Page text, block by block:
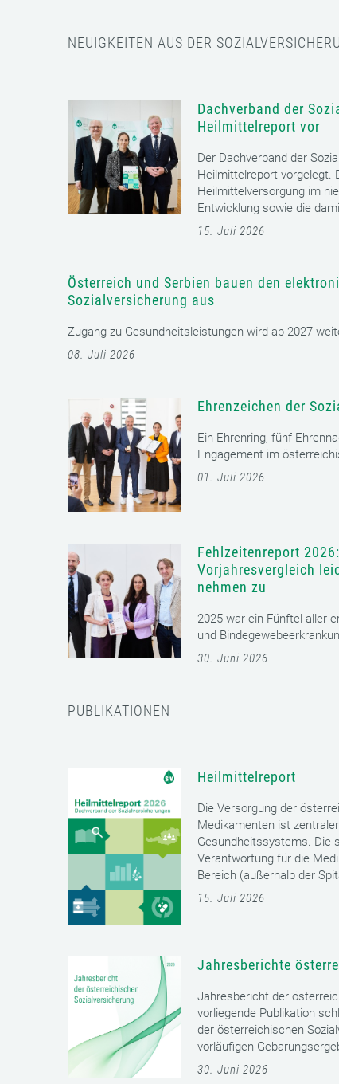
NEUIGKEITEN AUS DER
Dachverband der
Heilmittelreport vor
Der Dachverband der
Heilmittelreport vorgelegt.
Heilmittelversorgung im
Entwicklung sowie die
15. Juli 2026
Österreich und Serbien bauen den
Sozialversicherung aus
Zugang zu Gesundheitsleistungen wird ab 2027
08. Juli 2026
Ehrenzeichen der
Ein Ehrenring, fünf
Engagement im
01. Juli 2026
Fehlzeitenreport
Vorjahresvergleich
nehmen zu
2025 war ein Fünftel aller
und
30. Juni 2026
PUBLIKATIONEN
Heilmittelreport
Die Versorgung der
Medikamenten ist
Gesundheitssystems. Die
Verantwortung für die
Bereich (außerhalb der
15. Juli 2026
Jahresberichte
Jahresbericht der
vorliegende Publikation
der österreichischen
vorläufigen
30. Juni 2026